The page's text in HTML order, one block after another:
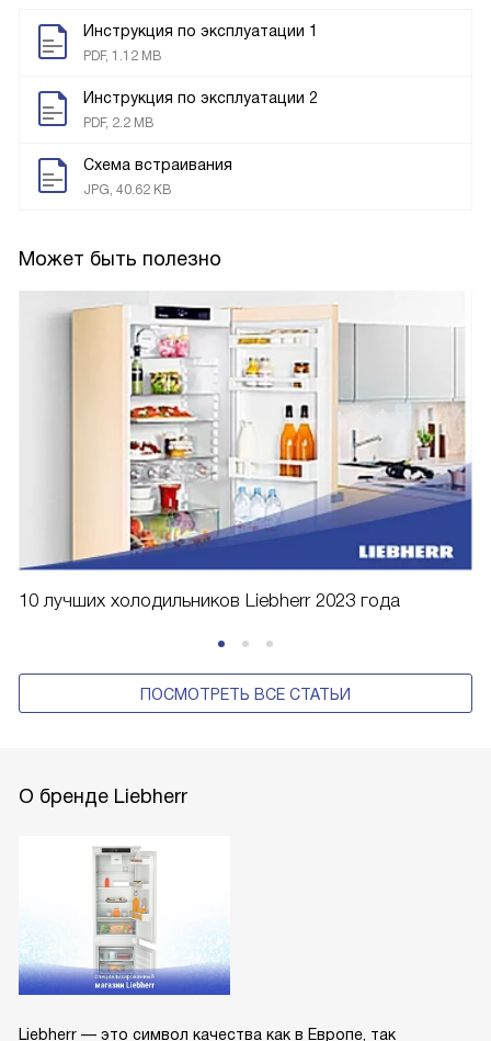
Инструкция по эксплуатации 1
PDF, 1.12 MB
Инструкция по эксплуатации 2
PDF, 2.2 MB
Схема встраивания
JPG, 40.62 KB
Может быть полезно
10 лучших холодильников Liebherr 2023 года
ПОСМОТРЕТЬ ВСЕ СТАТЬИ
О бренде Liebherr
Liebherr — это символ качества как в Европе, так